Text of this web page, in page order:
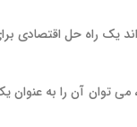
یک راه‌ حل
توان آن را به عنوان